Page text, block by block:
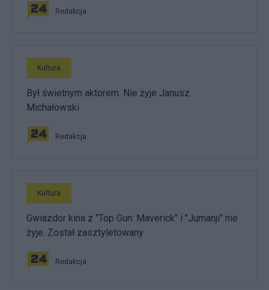
Redakcja
Kultura
Był świetnym aktorem. Nie żyje Janusz
Michałowski
Redakcja
Kultura
Gwiazdor kina z "Top Gun: Maverick" i "Jumanji" nie
żyje. Został zasztyletowany
Redakcja